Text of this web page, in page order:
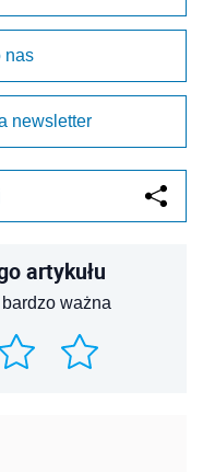
nas
newsletter
artykułu
ważna